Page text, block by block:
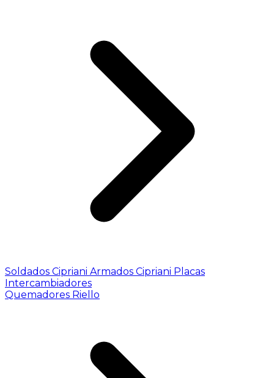
Soldados Cipriani Armados Cipriani Placas
Intercambiadores
Quemadores Riello